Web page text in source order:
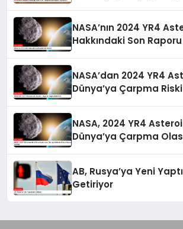
NASA’nın 2024 YR4
Hakkındaki Son Raporu
NASA’dan 2024 YR4
Dünya’ya Çarpma
NASA, 2024 YR4
Dünya’ya Çarpma
AB, Rusya’ya Yeni
Getiriyor